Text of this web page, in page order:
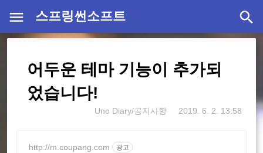
스프링썬소프트
어두운 테마 기능이 추가되
었습니다!
Uno Diary/공지사항 2019. 6. 2. 13:58
http://m.coupang.com 광고